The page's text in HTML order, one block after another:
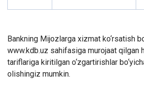
Bankning Mijozlarga xizmat ko‘rsatish
www.kdb.uz sahifasiga murojaat qilgan
tariflariga kiritilgan o‘zgartirishlar
olishingiz mumkin.